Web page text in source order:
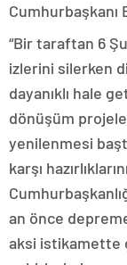
Cumhurbaşkanı
“Bir taraftan 6
izlerini silerken
dayanıklı hale
dönüşüm
yenilenmesi
karşı
an önce
aksi istikamette